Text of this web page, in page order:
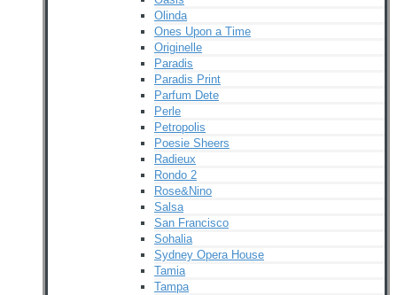
Olinda
Ones Upon a Time
Originelle
Paradis
Paradis Print
Parfum Dete
Perle
Petropolis
Poesie Sheers
Radieux
Rondo 2
Rose&Nino
Salsa
San Francisco
Sohalia
Sydney Opera House
Tamia
Tampa